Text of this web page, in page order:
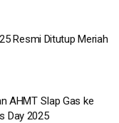
Resmi Ditutup Meriah
AHMT SIap Gas ke
Day 2025